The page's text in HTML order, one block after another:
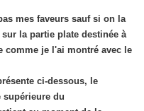
mes faveurs sauf si on la
la partie plate destinée à
comme je l'ai montré avec le
ci-dessous, le
supérieure du